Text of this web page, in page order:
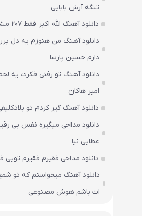
تنگه آرش بابایی
دانلود آهنگ الله اکبر فقط 207 مشکی سعید کریمی
دانلود آهنگ من هنوزم یه دل
دارم حسین پارسا
دانلود آهنگ تو رفتی فکرت یه
امیر هاکان
دانلود آهنگ گیر کردم تو
دانلود مداحی میگیره نفس بی
عطایی نیا
دانلود مداحی فقیرم فقیرم تویی
دانلود آهنگ میخواستم که تو
ات باشم هوش مصنوعی